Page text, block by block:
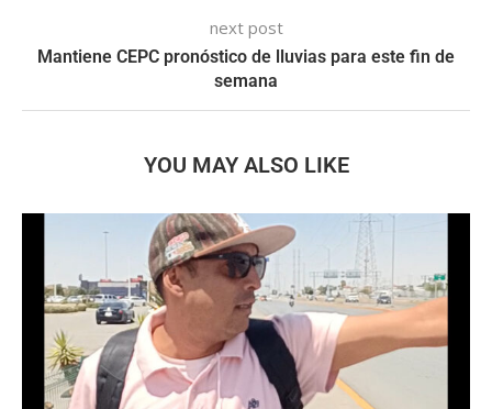
next post
Mantiene CEPC pronóstico de lluvias para este fin de
semana
YOU MAY ALSO LIKE